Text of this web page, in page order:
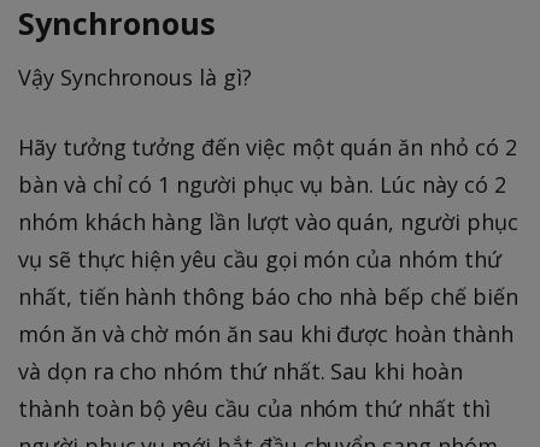
Synchronous
Vậy Synchronous là gì?
Hãy tưởng tưởng đến việc một quán ăn nhỏ có 2
bàn và chỉ có 1 người phục vụ bàn. Lúc này có 2
nhóm khách hàng lần lượt vào quán, người phục
vụ sẽ thực hiện yêu cầu gọi món của nhóm thứ
nhất, tiến hành thông báo cho nhà bếp chế biến
món ăn và chờ món ăn sau khi được hoàn thành
và dọn ra cho nhóm thứ nhất. Sau khi hoàn
thành toàn bộ yêu cầu của nhóm thứ nhất thì